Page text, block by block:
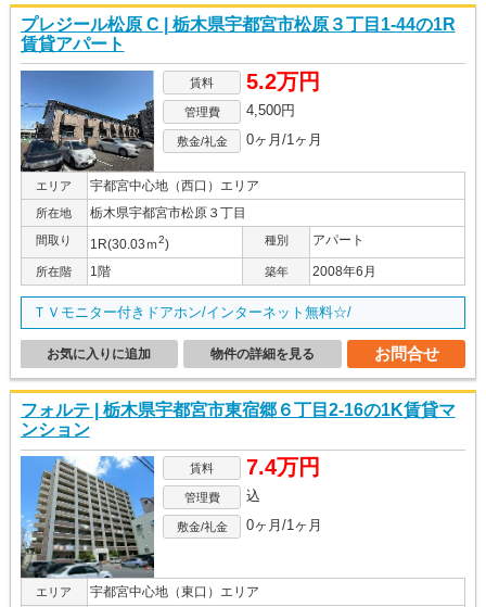
プレジール松原 C | 栃木県宇都宮市松原３丁目1-44の1R
賃貸アパート
賃料 5.2万円
管理費 4,500円
敷金/礼金 0ヶ月/1ヶ月
エリア 宇都宮中心地（西口）エリア
所在地 栃木県宇都宮市松原３丁目
間取り 1R(30.03ｍ2) 種別 アパート
所在階 1階 築年 2008年6月
ＴＶモニター付きドアホン/インターネット無料☆/
お問合せ
物件の詳細を見る
お気に入りに追加
フォルテ | 栃木県宇都宮市東宿郷６丁目2-16の1K賃貸マ
ンション
賃料 7.4万円
管理費 込
敷金/礼金 0ヶ月/1ヶ月
エリア 宇都宮中心地（東口）エリア